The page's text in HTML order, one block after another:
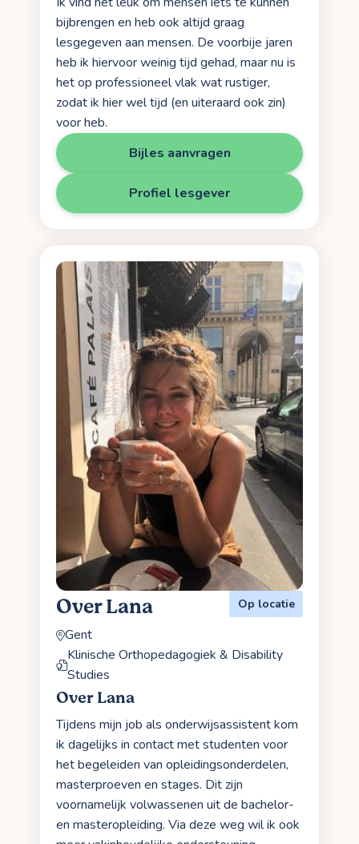
bijbrengen en heb ook altijd graag
lesgegeven aan mensen. De voorbije jaren
heb ik hiervoor weinig tijd gehad, maar nu is
het op professioneel vlak wat rustiger,
zodat ik hier wel tijd (en uiteraard ook zin)
voor heb.
Bijles aanvragen
Profiel lesgever
Over Lana Op locatie
Gent
Klinische Orthopedagogiek & Disability
Studies
Over Lana
Tijdens mijn job als onderwijsassistent kom
ik dagelijks in contact met studenten voor
het begeleiden van opleidingsonderdelen,
masterproeven en stages. Dit zijn
voornamelijk volwassenen uit de bachelor-
en masteropleiding. Via deze weg wil ik ook